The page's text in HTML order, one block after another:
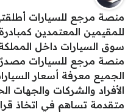
منصة مرجع للسيارات
للمقيمين المعتمدين
سوق السيارات داخل
منصة مرجع للسيارات
الجميع معرفة أسعار
الأفراد والشركات والجهات
متقدمة تساهم في اتخاذ